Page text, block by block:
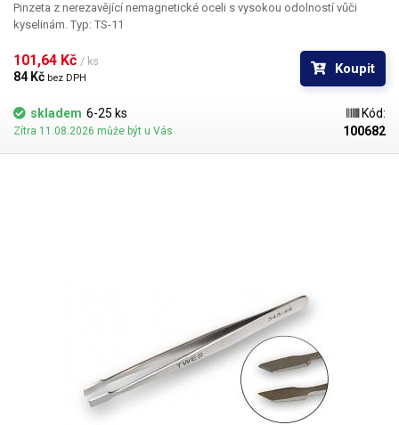
Pinzeta z nerezavějící nemagnetické oceli s vysokou odolností vůči
kyselinám. Typ: TS-11
101,64 Kč / ks
84 Kč bez DPH
Koupit
skladem 6-25 ks
Zítra 11.08.2026 může být u Vás
Kód:
100682